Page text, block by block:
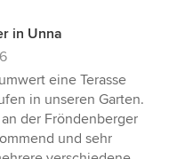
in Unna
eine Terasse
in unseren Garten.
der Fröndenberger
und sehr